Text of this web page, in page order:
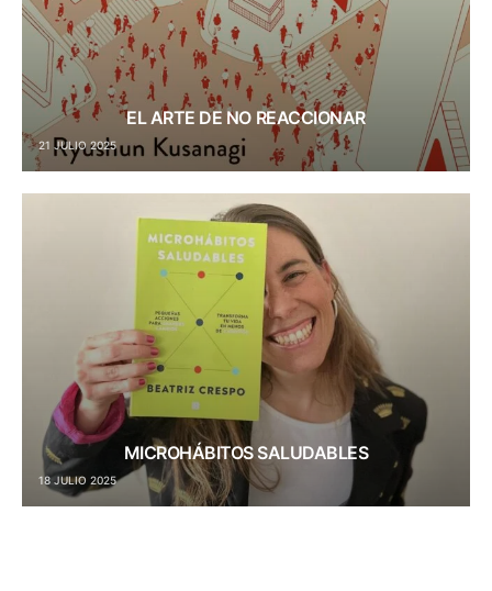
EL ARTE DE NO REACCIONAR
21 JULIO 2025
MICROHÁBITOS SALUDABLES
18 JULIO 2025